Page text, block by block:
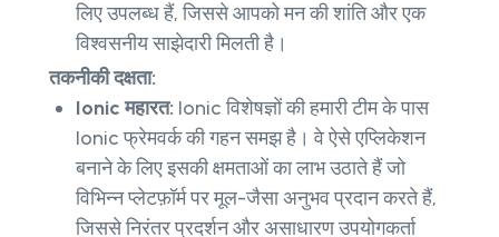
लिए उपलब्ध हैं, जिससे आपको मन की शांति और एक
विश्वसनीय साझेदारी मिलती है।
तकनीकी दक्षता:
Ionic महारत: Ionic विशेषज्ञों की हमारी टीम के पास
Ionic फ्रेमवर्क की गहन समझ है। वे ऐसे एप्लिकेशन
बनाने के लिए इसकी क्षमताओं का लाभ उठाते हैं जो
विभिन्न प्लेटफ़ॉर्म पर मूल-जैसा अनुभव प्रदान करते हैं,
जिससे निरंतर प्रदर्शन और असाधारण उपयोगकर्ता